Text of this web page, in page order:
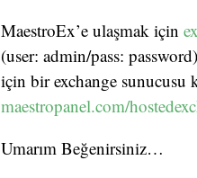
MaestroEx’e ulaşmak için
(user: admin/pass:
için bir exchange sunucusu
maestropanel.com/
Umarım Beğenirsiniz…